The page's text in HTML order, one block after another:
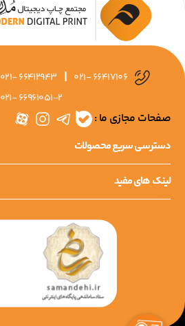
021- 66417106
|
021- 66412943
021- 66961051-2
صفحات مجازی ما :
دسترسی سریع محصولات
لینک های مفید